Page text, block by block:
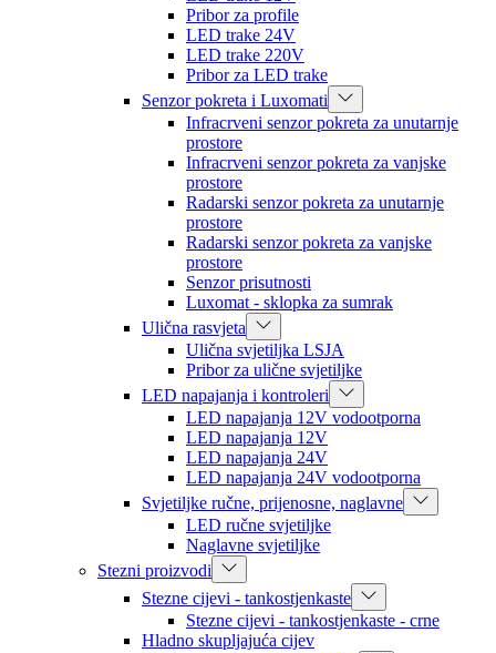
Pribor za profile
LED trake 24V
LED trake 220V
Pribor za LED trake
Senzor pokreta i Luxomati
Infracrveni senzor pokreta za unutarnje
prostore
Infracrveni senzor pokreta za vanjske
prostore
Radarski senzor pokreta za unutarnje
prostore
Radarski senzor pokreta za vanjske
prostore
Senzor prisutnosti
Luxomat - sklopka za sumrak
Ulična rasvjeta
Ulična svjetiljka LSJA
Pribor za ulične svjetiljke
LED napajanja i kontroleri
LED napajanja 12V vodootporna
LED napajanja 12V
LED napajanja 24V
LED napajanja 24V vodootporna
Svjetiljke ručne, prijenosne, naglavne
LED ručne svjetiljke
Naglavne svjetiljke
Stezni proizvodi
Stezne cijevi - tankostjenkaste
Stezne cijevi - tankostjenkaste - crne
Hladno skupljajuća cijev